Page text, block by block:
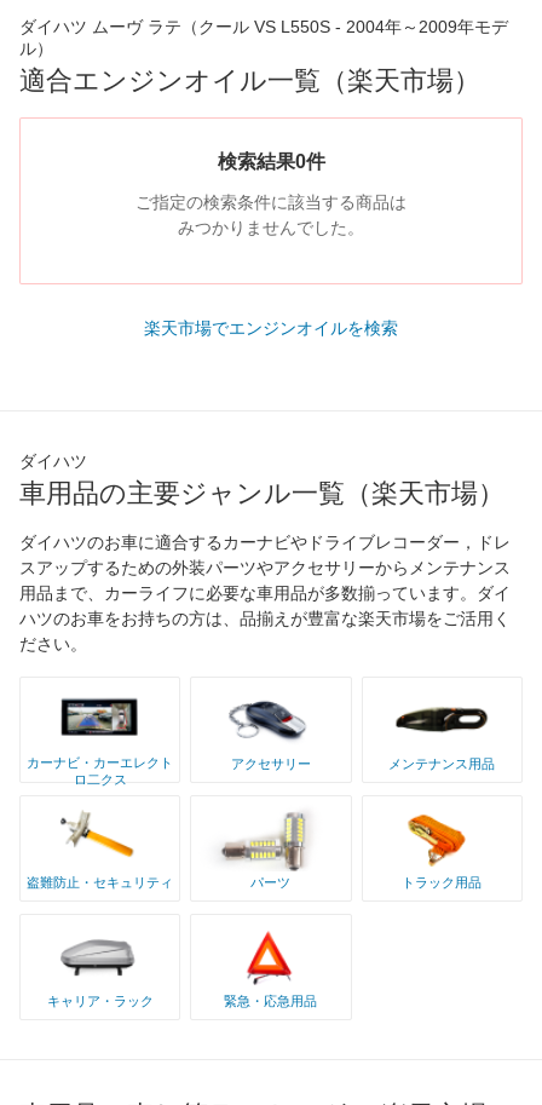
ダイハツ ムーヴ ラテ（クール VS L550S - 2004年～2009年モデ
ル）
適合エンジンオイル一覧（楽天市場）
検索結果0件
ご指定の検索条件に該当する商品は
みつかりませんでした。
楽天市場でエンジンオイルを検索
ダイハツ
車用品の主要ジャンル一覧（楽天市場）
ダイハツのお車に適合するカーナビやドライブレコーダー，ドレ
スアップするための外装パーツやアクセサリーからメンテナンス
用品まで、カーライフに必要な車用品が多数揃っています。ダイ
ハツのお車をお持ちの方は、品揃えが豊富な楽天市場をご活用く
ださい。
カーナビ・カーエレクト
ロ二クス
アクセサリー メンテナンス用品
盗難防止・セキュリティ パーツ トラック用品
キャリア・ラック 緊急・応急用品